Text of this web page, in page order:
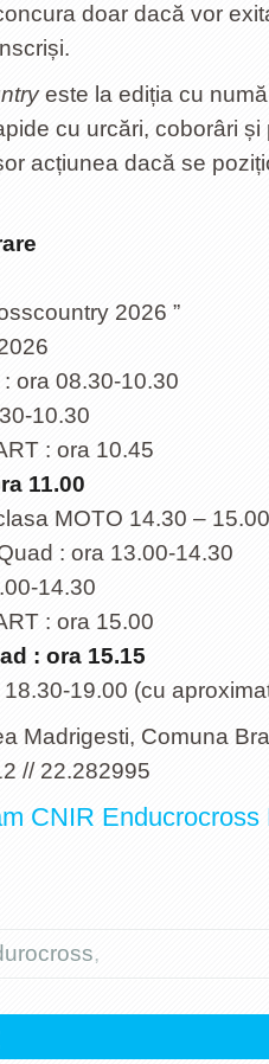
doar dacă vor
este la ediția cu
cu urcări, coborâri și
acțiunea dacă se
2026 ”
ora 08.30-10.30
10.30
: ora 10.45
11.00
MOTO 14.30 –
: ora 13.00-14.30
14.30
: ora 15.00
: ora 15.15
19.00 (cu
Madrigesti, Comuna
// 22.282995
CNIR
,